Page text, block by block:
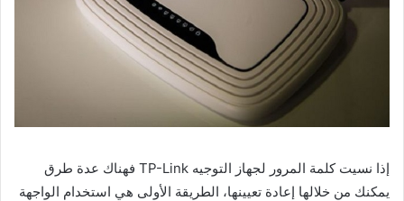
إذا نسيت كلمة المرور لجهاز التوجيه TP-Link فهناك عدة طرق
يمكنك من خلالها إعادة تعيينها، الطريقة الأولى هي استخدام الواجهة